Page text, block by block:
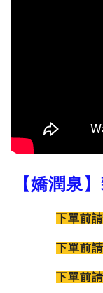
【嬌潤泉
下單前
下單前
下單前